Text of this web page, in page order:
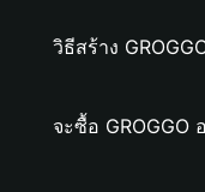
วิธีสร้าง
จะซื้อ GROGGO